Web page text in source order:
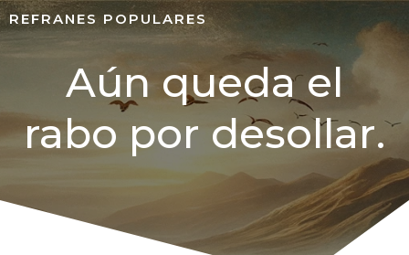
REFRANES POPULARES
Aún queda el
rabo por desollar.